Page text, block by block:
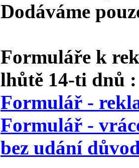
Dodáváme
Formuláře k
lhůtě 14-ti dnů :
Formulář -
Formulář -
bez udání